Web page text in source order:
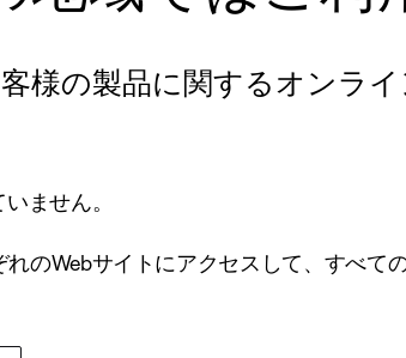
様の製品に関するオンラ
ません。
のWebサイトにアクセスして、すべて